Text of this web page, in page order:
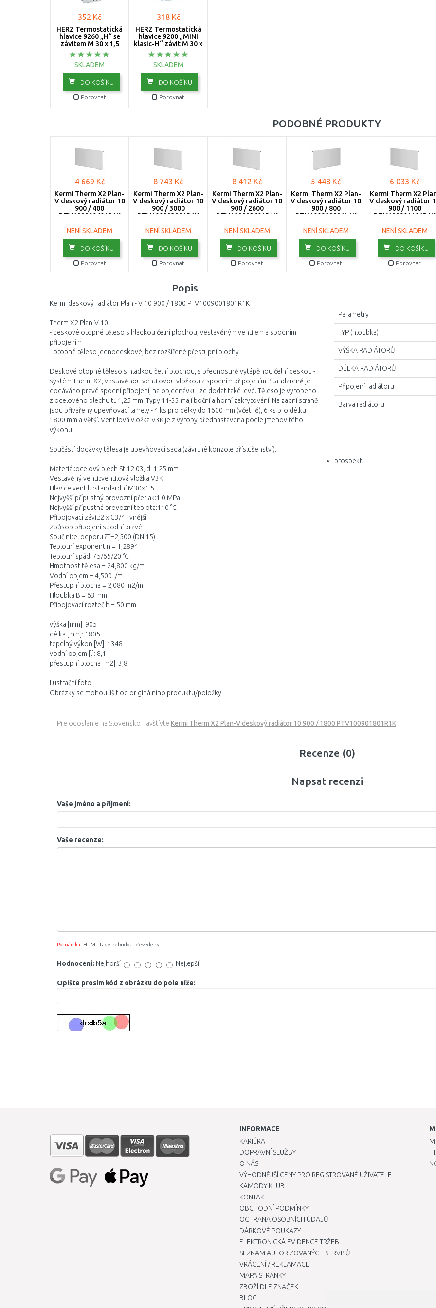
1800
2300
2600
3000
352 Kč
HERZ Termostatická
hlavice 9260 „H“ se
závitem M 30 x 1,5
1926098
SKLADEM
DO KOŠÍKU
Porovnat
318 Kč
HERZ Termostatická
hlavice 9200 „MINI
klasic-H“ závit M 30 x
1,5 1920038
SKLADEM
DO KOŠÍKU
Porovnat
PODOBNÉ PRODUKTY
4 669 Kč
Kermi Therm X2 Plan-
V deskový radiátor 10
900 / 400
PTV100900401R1K
NENÍ SKLADEM
DO KOŠÍKU
Porovnat
8 743 Kč
Kermi Therm X2 Plan-
V deskový radiátor 10
900 / 3000
PTV100903001R1K
NENÍ SKLADEM
DO KOŠÍKU
Porovnat
8 412 Kč
Kermi Therm X2 Plan-
V deskový radiátor 10
900 / 2600
PTV100902601R1K
NENÍ SKLADEM
DO KOŠÍKU
Porovnat
5 448 Kč
Kermi Therm X2 Plan-
V deskový radiátor 10
900 / 800
PTV100900801L1K
NENÍ SKLADEM
DO KOŠÍKU
Porovnat
6 033 Kč
Kermi Therm X2
V deskový radiátor
900 / 1100
PTV100901101R1K
NENÍ SKLADEM
DO KOŠÍKU
Porovnat
Popis
Kermi deskový radiátor Plan - V 10 900 / 1800 PTV1009001801R1K
Therm X2 Plan-V 10
- deskové otopné těleso s hladkou čelní plochou, vestavěným ventilem a spodním
připojením
- otopné těleso jednodeskové, bez rozšířené přestupní plochy
Deskové otopné těleso s hladkou čelní plochou, s přednostně vytápěnou čelní deskou -
systém Therm X2, vestavěnou ventilovou vložkou a spodním připojením. Standardně je
dodáváno pravé spodní připojení, na objednávku lze dodat také levé. Těleso je vyrobeno
z ocelového plechu tl. 1,25 mm. Typy 11-33 mají boční a horní zakrytování. Na zadní straně
jsou přivařeny upevňovací lamely - 4 ks pro délky do 1600 mm (včetně), 6 ks pro délku
1800 mm a větší. Ventilová vložka V3K je z výroby přednastavena podle jmenovitého
výkonu.
Součástí dodávky tělesa je upevňovací sada (závrtné konzole příslušenství).
Materiál:ocelový plech St 12.03, tl. 1,25 mm
Vestavěný ventil:ventilová vložka V3K
Hlavice ventilu:standardní M30x1.5
Nejvyšší přípustný provozní přetlak:1.0 MPa
Nejvyšší přípustná provozní teplota:110 °C
Připojovací závit:2 x G3/4'' vnější
Způsob připojení:spodní pravé
Součinitel odporu:?T=2,500 (DN 15)
Teplotní exponent n = 1,2894
Teplotní spád: 75/65/20 °C
Hmotnost tělesa = 24,800 kg/m
Vodní objem = 4,500 l/m
Přestupní plocha = 2,080 m2/m
Hloubka B = 63 mm
Připojovací rozteč h = 50 mm
výška [mm]: 905
délka [mm]: 1805
tepelný výkon [W]: 1348
vodní objem [l]: 8,1
přestupní plocha [m2]: 3,8
Ilustrační foto
Obrázky se mohou lišit od originálního produktu/položky.
Parametry
TYP (hloubka)
VÝŠKA RADIÁTORŮ
DÉLKA RADIÁTORŮ
Připojení radiátoru
Barva radiátoru
prospekt
Pre odoslanie na Slovensko navštívte Kermi Therm X2 Plan-V deskový radiátor 10 900 / 1800 PTV100901801R1K
Recenze (0)
Napsat recenzi
Vaše jméno a příjmení:
Vaše recenze:
Poznámka: HTML tagy nebudou převedeny!
Hodnocení: Nejhorší Nejlepší
Opište prosím kód z obrázku do pole níže:
INFORMACE
KARIÉRA
DOPRAVNÍ SLUŽBY
O NÁS
VÝHODNĚJŠÍ CENY PRO REGISTROVANÉ UŽIVATELE
KAMODY KLUB
KONTAKT
OBCHODNÍ PODMÍNKY
OCHRANA OSOBNÍCH ÚDAJŮ
DÁRKOVÉ POUKAZY
ELEKTRONICKÁ EVIDENCE TRŽEB
SEZNAM AUTORIZOVANÝCH SERVISŮ
VRÁCENÍ / REKLAMACE
MAPA STRÁNKY
ZBOŽÍ DLE ZNAČEK
BLOG